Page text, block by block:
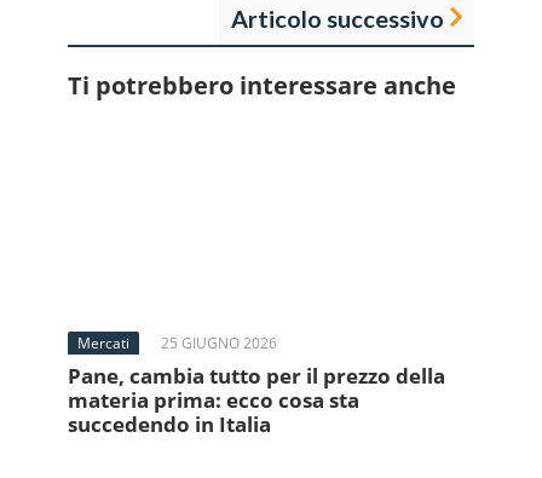
Articolo successivo
Ti potrebbero interessare anche
Mercati 25 GIUGNO 2026
Pane, cambia tutto per il prezzo della
materia prima: ecco cosa sta
succedendo in Italia